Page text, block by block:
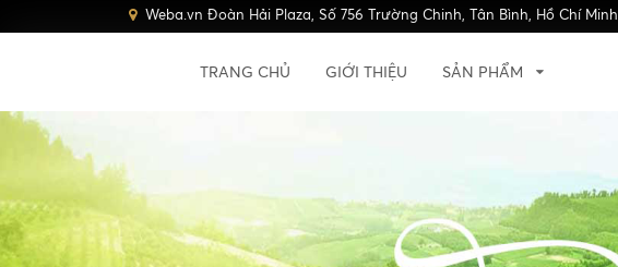
Weba.vn Đoàn Hải Plaza, Số 756 Trường Chinh, Tân Bình, Hồ Chí Minh
TRANG CHỦ GIỚI THIỆU SẢN PHẨM